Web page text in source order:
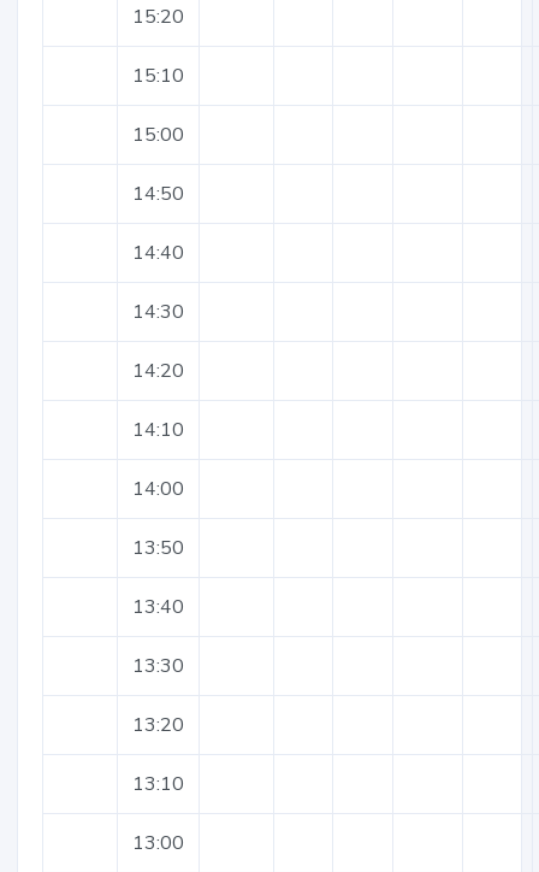
15:20
15:10
15:00
14:50
14:40
14:30
14:20
14:10
14:00
13:50
13:40
13:30
13:20
13:10
13:00